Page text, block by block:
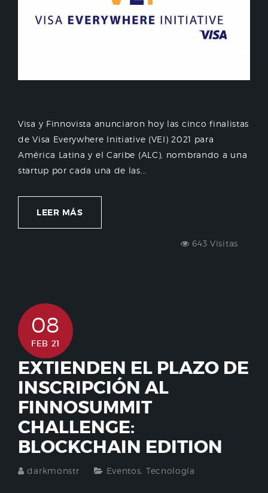
Visa y Finnovista anunciaron hoy las cinco finalistas
de Visa Everywhere Initiative (VEI) 2021 para
América Latina y el Caribe (ALC), nombrando a una
startup por cada una de las...
LEER MÁS
643 Visitas
08
FEB 21
EXTIENDEN EL PLAZO DE
INSCRIPCIÓN AL
FINNOSUMMIT
CHALLENGE:
BLOCKCHAIN EDITION
darkmonstr Eventos Tecnología